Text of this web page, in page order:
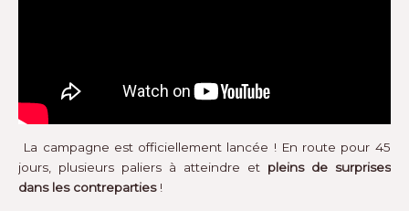
La campagne est officiellement lancée ! En route pour 45
jours, plusieurs paliers à atteindre et pleins de surprises
dans les contreparties!